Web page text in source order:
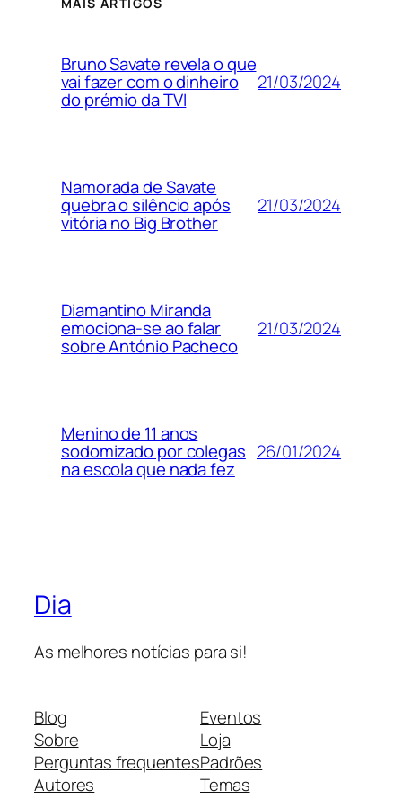
Bruno Savate revela o que
vai fazer com o dinheiro
do prémio da TVI
21/03/2024
Namorada de Savate
quebra o silêncio após
vitória no Big Brother
21/03/2024
Diamantino Miranda
emociona-se ao falar
sobre António Pacheco
21/03/2024
Menino de 11 anos
sodomizado por colegas
na escola que nada fez
26/01/2024
Dia
As melhores notícias para si!
Blog
Sobre
Perguntas frequentes
Autores
Eventos
Loja
Padrões
Temas